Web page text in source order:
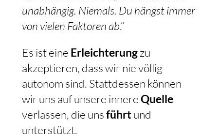
unabhängig. Niemals. Du hängst immer
von vielen Faktoren ab.“
Es ist eine Erleichterungzu
akzeptieren, dass wir nie völlig
autonom sind. Stattdessen können
wir uns auf unsere innereQuelle
verlassen, die unsführtund
unterstützt.